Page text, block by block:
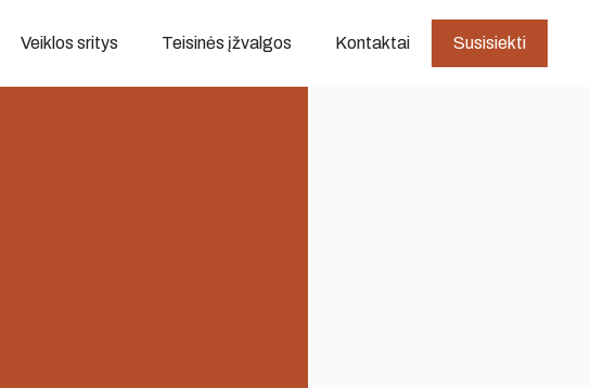
Veiklos sritys Teisinės įžvalgos Kontaktai Susisiekti